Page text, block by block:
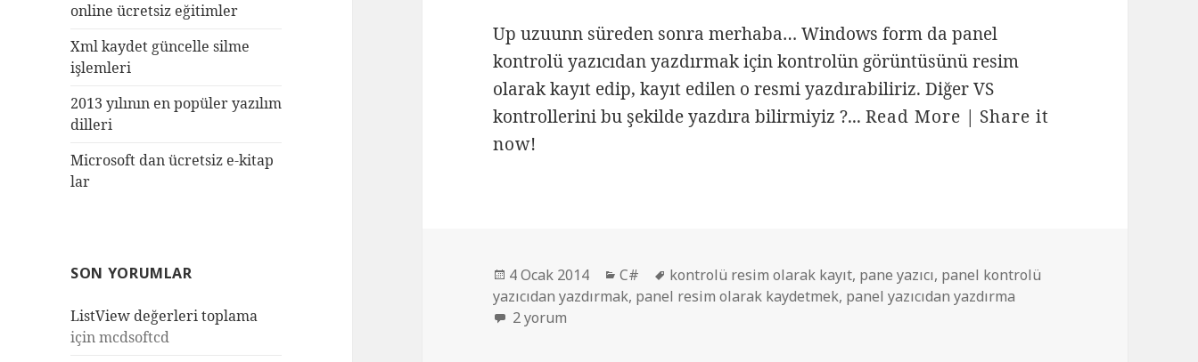
online ücretsiz eğitimler
Xml kaydet güncelle silme
işlemleri
2013 yılının en popüler yazılım
dilleri
Microsoft dan ücretsiz e-kitap
lar
SON YORUMLAR
ListView değerleri toplama
içinmcdsoftcd
Up uzuunn süreden sonra merhaba… Windows form da panel
kontrolü yazıcıdan yazdırmak için kontrolün görüntüsünü resim
olarak kayıt edip, kayıt edilen o resmi yazdırabiliriz. Diğer VS
kontrollerini bu şekilde yazdıra bilirmiyiz ?...Read More | Share it
now!
Yayın
tarihi
4 Ocak 2014 Kategoriler
C# Etiketler
kontrolü resim olarak kayıt, pane yazıcı, panel kontrolü
yazıcıdan yazdırmak, panel resim olarak kaydetmek, panel yazıcıdan yazdırma
Panel kontrolünü resim olarak yazdırma için
2 yorum